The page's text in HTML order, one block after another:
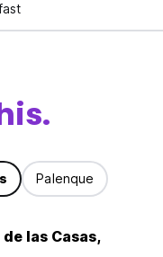
Palenque
las Casas,